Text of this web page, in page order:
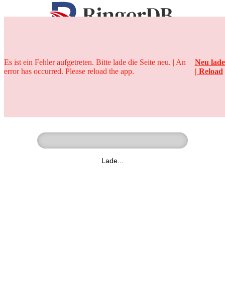
25 Jahre
Lade...
Es ist ein Fehler aufgetreten. Bitte lade die Seite neu. | An
error has occurred. Please reload the app.
Neu
| Reload